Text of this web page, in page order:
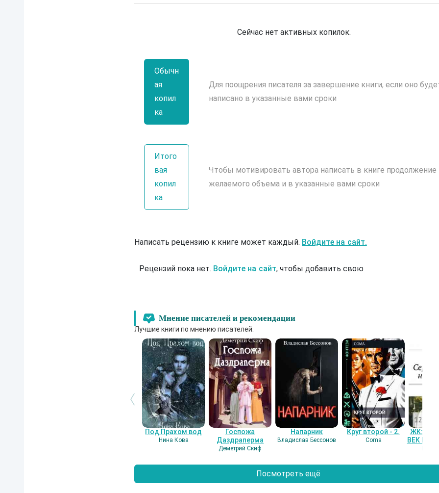
Сейчас нет активных копилок.
Обычн
ая
копил
ка
Для поощрения писателя за завершение книги, если оно
написано в указанные вами сроки
Итого
вая
копил
ка
Чтобы мотивировать автора написать в книге продолжение
желаемого объема и в указанные вами сроки
Написать рецензию к книге может каждый. Войдите на сайт.
Рецензий пока нет. Войдите на сайт, чтобы добавить свою
Мнение писателей и рекомендации
Лучшие книги по мнению писателей.
Под Прахом вод
Нина Кова
Госпожа
Даздраперма
Деметрий Скиф
Напарник
Владислав Бессонов
Круг второй - 2.
Coma
ЖК:
ВЕК
Посмотреть ещё